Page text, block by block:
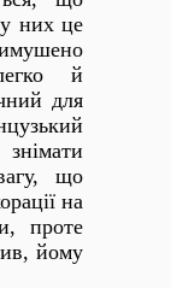
них це
й
для
що
на
проте
йому